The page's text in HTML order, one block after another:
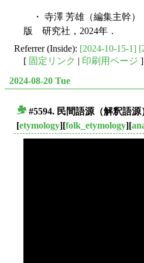
・ 寺澤 芳雄（編集主幹
版 研究社，2024年．
Referrer (Inside): [2024-10-15-1]
[ 固定リンク | 印刷用ページ ]
2024-08-20 Tue
#5594. 民間語源（解釈語
[etymology][folk_etymology][